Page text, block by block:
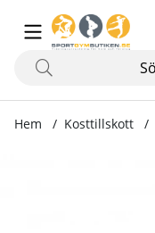
Hem Kosttillskott